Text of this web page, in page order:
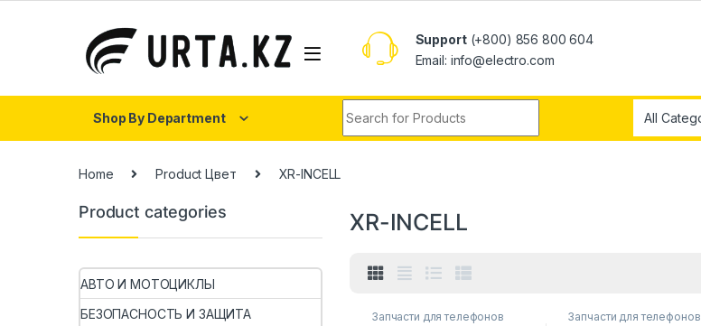
Support(+800) 856 800 604
Email: info@electro.com
Shop By Department
Home Product Цвет XR-INCELL
XR-INCELL
Запчасти для телефонов Запчасти для телефонов
Product categories
АВТО И МОТОЦИКЛЫ
БЕЗОПАСНОСТЬ И ЗАЩИТА